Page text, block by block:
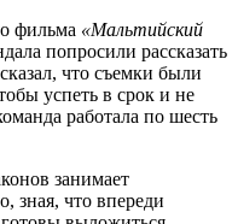
фильма «Мальтийский
попросили рассказать
что съемки были
успеть в срок и не
работала по шесть
занимает
зная, что впереди